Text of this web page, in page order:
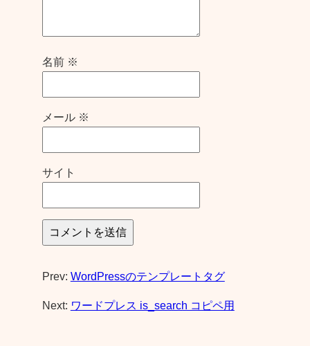
名前 ※
メール ※
サイト
Prev: WordPressのテンプレートタグ
Next: ワードプレス is_search コピペ用